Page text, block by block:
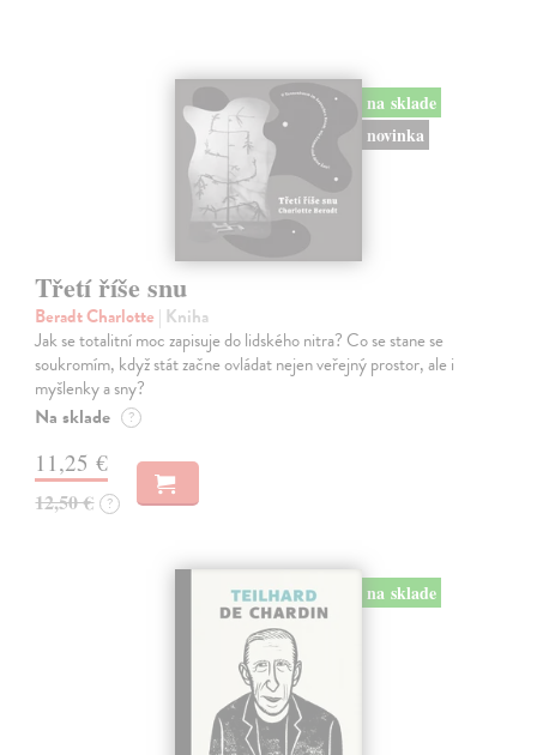
na sklade
novinka
Třetí říše snu
Beradt Charlotte | Kniha
Jak se totalitní moc zapisuje do lidského nitra? Co se stane se
soukromím, když stát začne ovládat nejen veřejný prostor, ale i
myšlenky a sny?
Na sklade ?
11,25 €
12,50 € ?
na sklade